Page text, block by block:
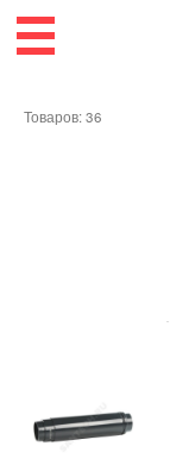
Товаров: 36